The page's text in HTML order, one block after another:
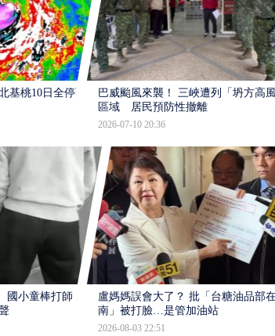
桃10日全停班
巴威颱風來襲！ 三峽遭列「坍方高風
區域 居民預防性撤離
2026-07-10 20:36
國小童棒打師
盧媽媽誤會大了？ 批「台糖油品部
南」被打臉…是管加油站
2026-08-03 22:51